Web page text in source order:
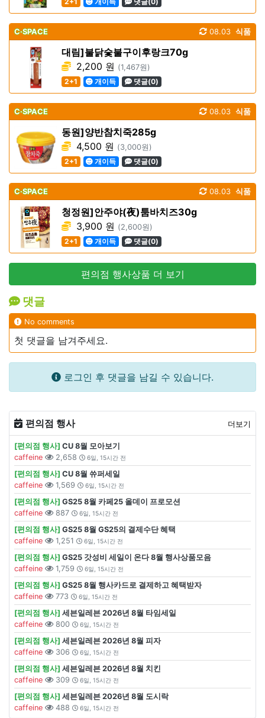
C·SPACE 식품
08.03
대림]불닭숯불구이후랑크70g
2,200 원 (1,467원)
2+1
개이득 댓글(0)
C·SPACE 식품
08.03
동원]양반참치죽285g
4,500 원 (3,000원)
2+1
개이득 댓글(0)
C·SPACE 식품
08.03
청정원]안주야(夜)툼바치즈30g
3,900 원 (2,600원)
2+1
개이득 댓글(0)
편의점 행사상품 더 보기
댓글
No comments
첫 댓글을 남겨주세요.
로그인 후 댓글을 남길 수 있습니다.
편의점 행사 더보기
[편의점 행사] CU 8월 모아보기
caffeine
2,658 6일, 15시간 전
[편의점 행사] CU 8월 쓔퍼세일
caffeine
1,569 6일, 15시간 전
[편의점 행사] GS25 8월 카페25 올데이 프로모션
caffeine
887 6일, 15시간 전
[편의점 행사] GS25 8월 GS25의 결제수단 혜택
caffeine
1,251 6일, 15시간 전
[편의점 행사] GS25 갓성비 세일이 온다 8월 행사상품모음
caffeine
1,759 6일, 15시간 전
[편의점 행사] GS25 8월 행사카드로 결제하고 혜택받자
caffeine
773 6일, 15시간 전
[편의점 행사] 세븐일레븐 2026년 8월 타임세일
caffeine
800 6일, 15시간 전
[편의점 행사] 세븐일레븐 2026년 8월 피자
caffeine
306 6일, 15시간 전
[편의점 행사] 세븐일레븐 2026년 8월 치킨
caffeine
309 6일, 15시간 전
[편의점 행사] 세븐일레븐 2026년 8월 도시락
caffeine
488 6일, 15시간 전